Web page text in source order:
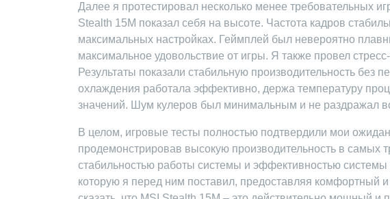
Далее я протестировал несколько менее требовательных
Stealth 15M показал себя на высоте. Частота кадров
максимальных настройках. Геймплей был невероятно
максимальное удовольствие от игры. Я также провел
Результаты показали стабильную производительность без
охлаждения работала эффективно, держа температуру
значений. Шум кулеров был минимальным и не раздражал
В целом, игровые тесты полностью подтвердили мои
продемонстрировав высокую производительность в самых
стабильностью работы системы и эффективностью
которую я перед ним поставил, предоставляя комфортный